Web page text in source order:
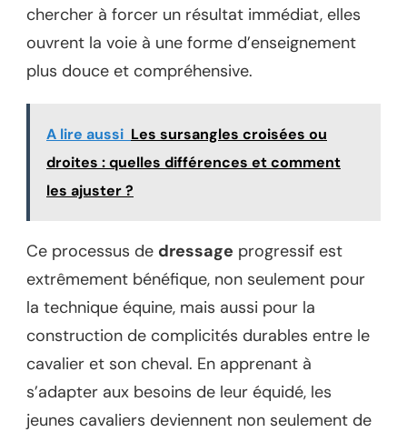
chercher à forcer un résultat immédiat, elles
ouvrent la voie à une forme d’enseignement
plus douce et compréhensive.
A lire aussi Les sursangles croisées ou
droites : quelles différences et comment
les ajuster ?
Ce processus de dressage progressif est
extrêmement bénéfique, non seulement pour
la technique équine, mais aussi pour la
construction de complicités durables entre le
cavalier et son cheval. En apprenant à
s’adapter aux besoins de leur équidé, les
jeunes cavaliers deviennent non seulement de